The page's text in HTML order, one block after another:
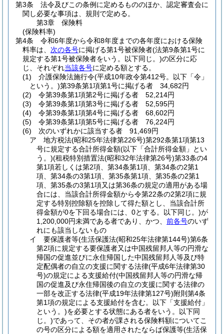
第3条
法令及びこの条例に定めるもののほか、認定審査会に
関し必要な事項は、規則で定める。
第3章
保険料
(保険料率)
第4条
令和6年度から令和8年度までの各年度における保険
料率は、 次の各号に掲げる第1号被保険者(法第9条第1号に
規定する第1号被保険者をいう。以下同じ。)の区分に応
じ、それぞれ当該各号に定める額とする。
(1)
介護保険法施行令(平成10年政令第412号。以下「令」
という。)第39条第1項第1号に掲げる者 34,682円
(2)
令第39条第1項第2号に掲げる者 52,214円
(3)
令第39条第1項第3号に掲げる者 52,595円
(4)
令第39条第1項第4号に掲げる者 68,602円
(5)
令第39条第1項第5号に掲げる者 76,224円
(6)
次のいずれかに該当する者 91,469円
ア
地方税法(昭和25年法律第226号)第292条第1項第13
号に規定する合計所得金額(以下「合計所得金額」とい
う。)(租税特別措置法(昭和32年法律第26号)第33条の4
第1項若しくは第2項、第34条第1項、第34条の2第1
項、第34条の3第1項、第35条第1項、第35条の2第1
項、第35条の3第1項又は第36条の規定の適用がある場
合には、当該合計所得金額から令第22条の2第2項に規
定する特別控除額を控除して得た額とし、当該合計所
得金額が0を下回る場合には、0とする。以下同じ。)が
1,200,000円未満である者であり、かつ、 前各号のいず
れにも該当しないもの
イ
要保護者等(生活保護法(昭和25年法律第144号)第6条
第2項に規定する要保護者又は中国残留邦人等の円滑な
帰国の促進並びに永住帰国した中国残留邦人等及び特
定配偶者の自立の支援に関する法律(平成6年法律第30
号)の規定による支援給付(中国残留邦人等の円滑な帰
国の促進及び永住帰国後の自立の支援に関する法律の
一部を改正する法律(平成19年法律第127号)附則第4条
第1項の規定による支援給付を含む。以下「支援給付」
という。)を必要とする状態にある者をいう。以下同
じ。)であって、その者が課される保険料額についてこ
の号の区分による額を適用されたならば保護等(生活保